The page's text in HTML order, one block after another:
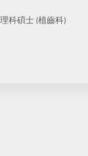
科碩士 (植齒科)